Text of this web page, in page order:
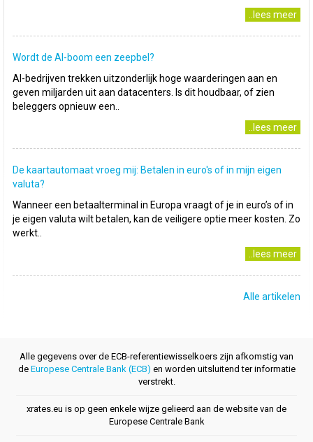
..lees meer
Wordt de AI-boom een zeepbel?
AI-bedrijven trekken uitzonderlijk hoge waarderingen aan en
geven miljarden uit aan datacenters. Is dit houdbaar, of zien
beleggers opnieuw een..
..lees meer
De kaartautomaat vroeg mij: Betalen in euro's of in mijn eigen
valuta?
Wanneer een betaalterminal in Europa vraagt of je in euro’s of in
je eigen valuta wilt betalen, kan de veiligere optie meer kosten. Zo
werkt..
..lees meer
Alle artikelen
Alle gegevens over de ECB-referentiewisselkoers zijn afkomstig van
de Europese Centrale Bank (ECB) en worden uitsluitend ter informatie
verstrekt.
xrates.eu is op geen enkele wijze gelieerd aan de website van de
Europese Centrale Bank